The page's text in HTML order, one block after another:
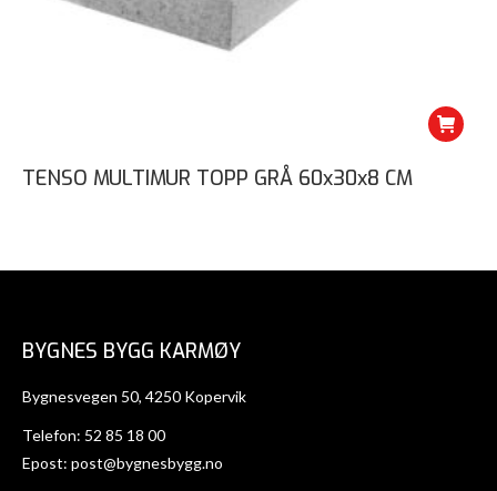
TENSO MULTIMUR TOPP GRÅ 60x30x8 CM
BYGNES BYGG KARMØY
Bygnesvegen 50, 4250 Kopervik
Telefon: 52 85 18 00
Epost: post@bygnesbygg.no